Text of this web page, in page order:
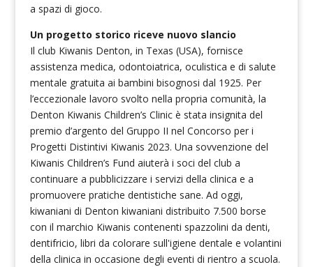
a spazi di gioco.
Un progetto storico riceve nuovo slancio
Il club Kiwanis Denton, in Texas (USA), fornisce
assistenza medica, odontoiatrica, oculistica e di salute
mentale gratuita ai bambini bisognosi dal 1925. Per
l’eccezionale lavoro svolto nella propria comunità, la
Denton Kiwanis Children’s Clinic è stata insignita del
premio d’argento del Gruppo II nel Concorso per i
Progetti Distintivi Kiwanis 2023. Una sovvenzione del
Kiwanis Children’s Fund aiuterà i soci del club a
continuare a pubblicizzare i servizi della clinica e a
promuovere pratiche dentistiche sane. Ad oggi,
kiwaniani di Denton kiwaniani distribuito 7.500 borse
con il marchio Kiwanis contenenti spazzolini da denti,
dentifricio, libri da colorare sull'igiene dentale e volantini
della clinica in occasione degli eventi di rientro a scuola.